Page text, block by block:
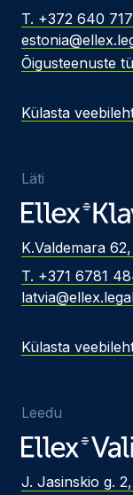
T. +372 640
Õigusteenuste
Külasta
Läti
K.Valdemara
T. +371 6781
Külasta
Leedu
J. Jasinskio g.